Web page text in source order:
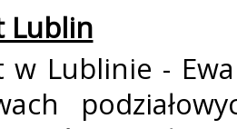
Lublin
w Lublinie -